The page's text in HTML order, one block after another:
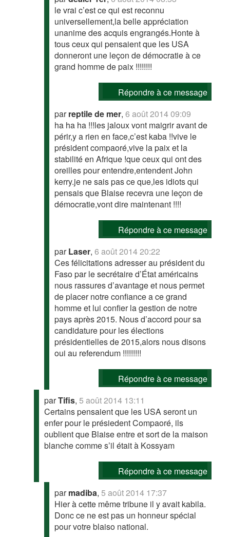
le vrai c’est ce qui est reconnu
universellement,la belle appréciation
unanime des acquis engrangés.Honte à
tous ceux qui pensaient que les USA
donneront une leçon de démocratie à ce
grand homme de paix !!!!!!!!
Répondre à ce message
parreptile de mer,6 août 2014 09:09
ha ha ha !!!les jaloux vont maigrir avant de
périr,y a rien en face,c’est kaba !!vive le
président compaoré,vive la paix et la
stabilité en Afrique !que ceux qui ont des
oreilles pour entendre,entendent John
kerry.je ne sais pas ce que,les idiots qui
pensais que Blaise recevra une leçon de
démocratie,vont dire maintenant !!!!
Répondre à ce message
parLaser,6 août 2014 20:22
Ces félicitations adresser au président du
Faso par le secrétaire d’État américains
nous rassures d’avantage et nous permet
de placer notre confiance a ce grand
homme et lui confier la gestion de notre
pays après 2015. Nous d’accord pour sa
candidature pour les élections
présidentielles de 2015,alors nous disons
oui au referendum !!!!!!!!!
Répondre à ce message
parTifis,5 août 2014 13:11
Certains pensaient que les USA seront un
enfer pour le présiedent Compaoré, ils
oublient que Blaise entre et sort de la maison
blanche comme s’il était à Kossyam
Répondre à ce message
parmadiba,5 août 2014 17:37
Hier à cette même tribune il y avait kabila.
Donc ce ne est pas un honneur spécial
pour votre blaiso national.